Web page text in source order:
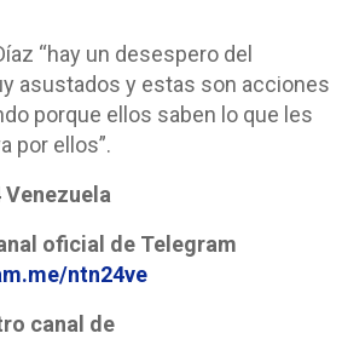
“hay un desespero del
asustados y estas son acciones
porque ellos saben lo que les
por ellos”.
Venezuela
oficial de Telegram
ntn24ve
canal de